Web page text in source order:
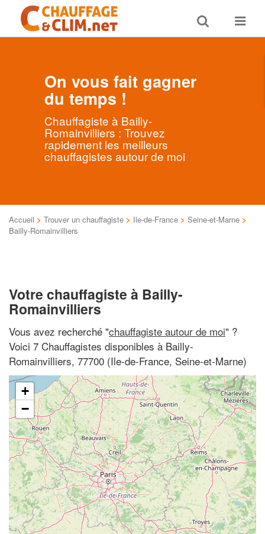
Toggle
search
Toggle
On vous fait gagner
du temps !
Chauffagiste à Bailly-
Romainvilliers : Trouvez
rapidement les meilleurs
chauffagistes autour de moi
Accueil > Trouver un chauffagiste > Ile-de-France > Seine-et-Marne >
Bailly-Romainvilliers
Votre chauffagiste à Bailly-
Romainvilliers
Vous avez recherché "chauffagiste autour de moi" ?
Voici 7 Chauffagistes disponibles à Bailly-
Romainvilliers, 77700 (Ile-de-France, Seine-et-Marne)
+
−